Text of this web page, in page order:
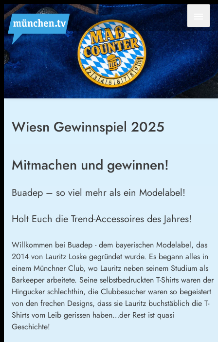
Wiesn Gewinnspiel 2025
Mitmachen und gewinnen!
Buadep – so viel mehr als ein Modelabel!
Holt Euch die Trend-Accessoires des Jahres!
Willkommen bei Buadep - dem bayerischen Modelabel, das
2014 von Lauritz Loske gegründet wurde. Es begann alles in
einem Münchner Club, wo Lauritz neben seinem Studium als
Barkeeper arbeitete. Seine selbstbedruckten T-Shirts waren der
Hingucker schlechthin, die Clubbesucher waren so begeistert
von den frechen Designs, dass sie Lauritz buchstäblich die T-
Shirts vom Leib gerissen haben…der Rest ist quasi
Geschichte!